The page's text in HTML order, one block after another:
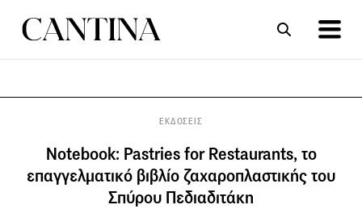
ΕΚΔΟΣΕΙΣ
Notebook: Pastries for Restaurants, το
επαγγελματικό βιβλίο ζαχαροπλαστικής του
Σπύρου Πεδιαδιτάκη